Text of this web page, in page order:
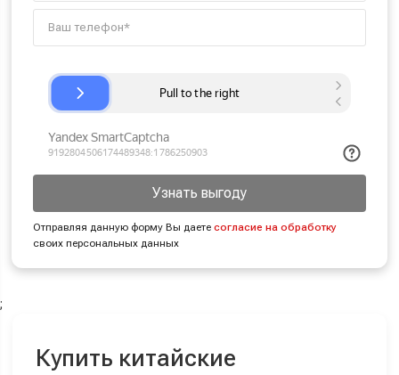
Узнать выгоду
Отправляя данную форму Вы даетесогласие на обработку
своих персональных данных
;
Купить китайские